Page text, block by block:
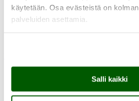
käytetään. Osa evästeistä on
palveluiden asettamia.
Salli kaikki